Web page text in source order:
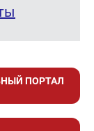
ПОРТАЛ